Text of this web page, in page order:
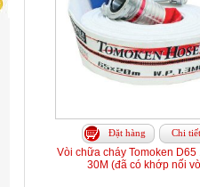
Đặt hàng Chi tiết
Vòi chữa cháy Tomoken D65
30M (đã có khớp nối